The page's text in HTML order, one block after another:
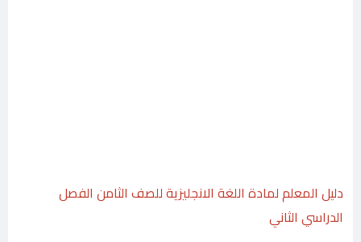
دليل المعلم لمادة اللغة الانجليزية للصف الثامن الفصل
الدراسي الثاني